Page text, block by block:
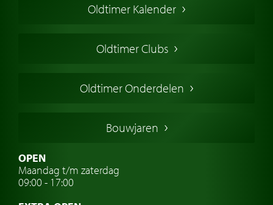
Amerikaanse oldtimers
Franse oldtimers
Zweedse oldtimers
Oldtimer verzekering
Oldtimer Kalender
Oldtimer Clubs
Oldtimer Onderdelen
Bouwjaren
OPEN
Maandag t/m zaterdag
09:00 - 17:00